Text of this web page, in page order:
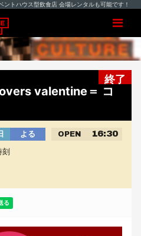
ントハウス型飲食店 会場レンタルも可能です！
終了
valentine＝ コ
よる OPEN 16:30